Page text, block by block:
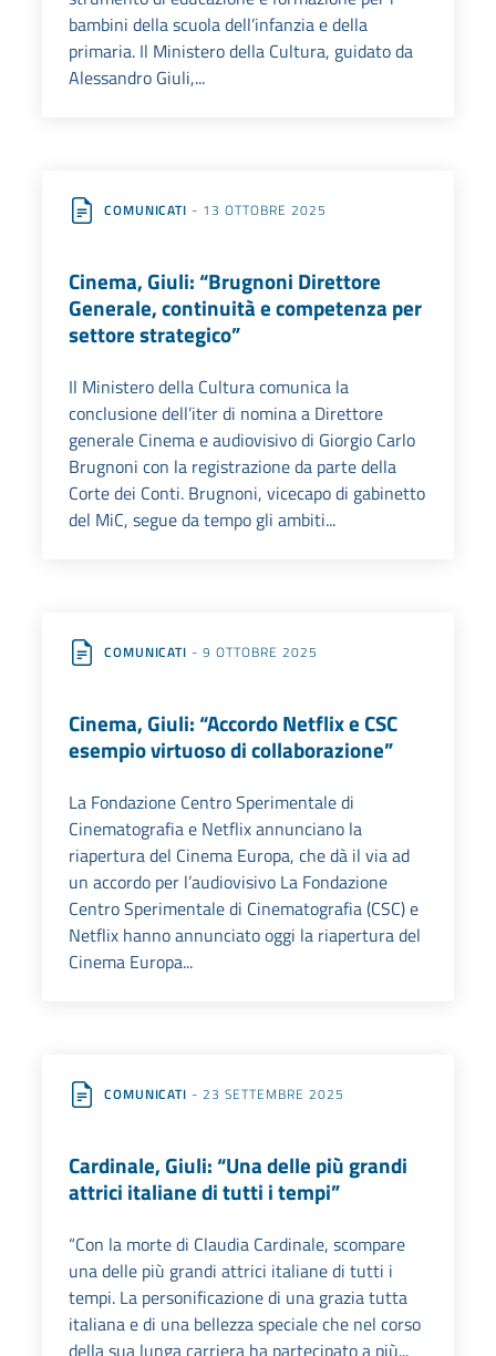
bambini della scuola dell’infanzia e della
primaria. Il Ministero della Cultura, guidato da
Alessandro Giuli,...
COMUNICATI - 13 OTTOBRE 2025
Cinema, Giuli: “Brugnoni Direttore
Generale, continuità e competenza per
settore strategico”
Il Ministero della Cultura comunica la
conclusione dell’iter di nomina a Direttore
generale Cinema e audiovisivo di Giorgio Carlo
Brugnoni con la registrazione da parte della
Corte dei Conti. Brugnoni, vicecapo di gabinetto
del MiC, segue da tempo gli ambiti...
COMUNICATI - 9 OTTOBRE 2025
Cinema, Giuli: “Accordo Netflix e CSC
esempio virtuoso di collaborazione”
La Fondazione Centro Sperimentale di
Cinematografia e Netflix annunciano la
riapertura del Cinema Europa, che dà il via ad
un accordo per l’audiovisivo La Fondazione
Centro Sperimentale di Cinematografia (CSC) e
Netflix hanno annunciato oggi la riapertura del
Cinema Europa...
COMUNICATI - 23 SETTEMBRE 2025
Cardinale, Giuli: “Una delle più grandi
attrici italiane di tutti i tempi”
“Con la morte di Claudia Cardinale, scompare
una delle più grandi attrici italiane di tutti i
tempi. La personificazione di una grazia tutta
italiana e di una bellezza speciale che nel corso
della sua lunga carriera ha partecipato a più...